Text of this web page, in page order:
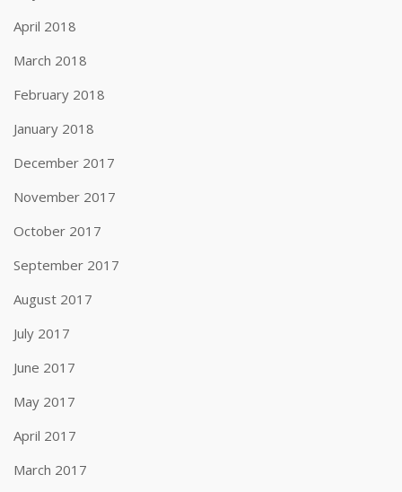
April 2018
March 2018
February 2018
January 2018
December 2017
November 2017
October 2017
September 2017
August 2017
July 2017
June 2017
May 2017
April 2017
March 2017